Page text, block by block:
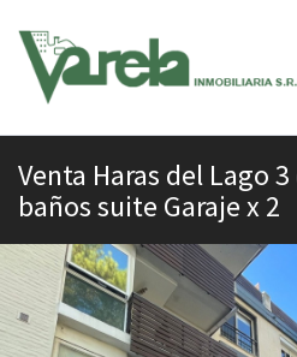
Venta Haras del Lago
baños suite Garaje x 2